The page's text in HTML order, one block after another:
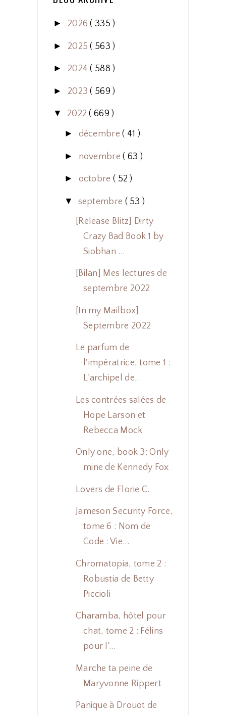
► 2026( 335 )
► 2025( 563 )
► 2024( 588 )
► 2023( 569 )
▼ 2022( 669 )
► décembre( 41 )
► novembre( 63 )
► octobre ( 52 )
▼ septembre ( 53 )
[Release Blitz] Dirty
Crazy Bad Book 1 by
Siobhan ...
[Bilan] Mes lectures de
septembre 2022
[In my Mailbox]
Septembre 2022
Le parfum de
l'impératrice, tome 1 :
L'archipel de...
Les contrées salées de
Hope Larson et
Rebecca Mock
Only one, book 3: Only
mine de Kennedy Fox
Lovers de Florie C.
Jameson Security Force,
tome 6 : Nom de
Code : Vie...
Chromatopia, tome 2 :
Robustia de Betty
Piccioli
Charamba, hôtel pour
chat, tome 2 : Félins
pour l'...
Marche ta peine de
Maryvonne Rippert
Panique à Drouot de